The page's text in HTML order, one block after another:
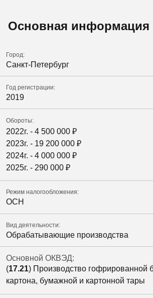
Основная информация
Город:
Санкт-Петербург
Год регистрации:
2019
Обороты:
2022г. - 4 500 000 ₽
2023г. - 19 200 000 ₽
2024г. - 4 000 000 ₽
2025г. - 290 000 ₽
Режим налогообложения:
ОСН
Вид деятельности:
Обрабатывающие производства
Основной ОКВЭД:
(17.21) Производство гофрированной
картона, бумажной и картонной тары